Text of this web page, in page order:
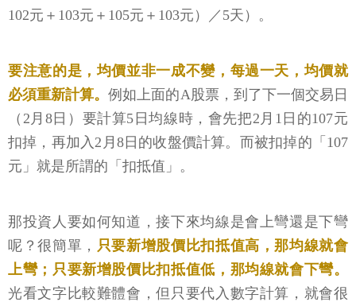
102元＋103元＋105元＋103元）／5天）。
要注意的是，均價並非一成不變，每過一天，均價就
必須重新計算。例如上面的A股票，到了下一個交易日
（2月8日）要計算5日均線時，會先把2月1日的107元
扣掉，再加入2月8日的收盤價計算。而被扣掉的「107
元」就是所謂的「扣抵值」。
那投資人要如何知道，接下來均線是會上彎還是下彎
呢？很簡單， 只要新增股價比扣抵值高，那均線就會
上彎；只要新增股價比扣抵值低，那均線就會下彎。
光看文字比較難體會，但只要代入數字計算，就會很